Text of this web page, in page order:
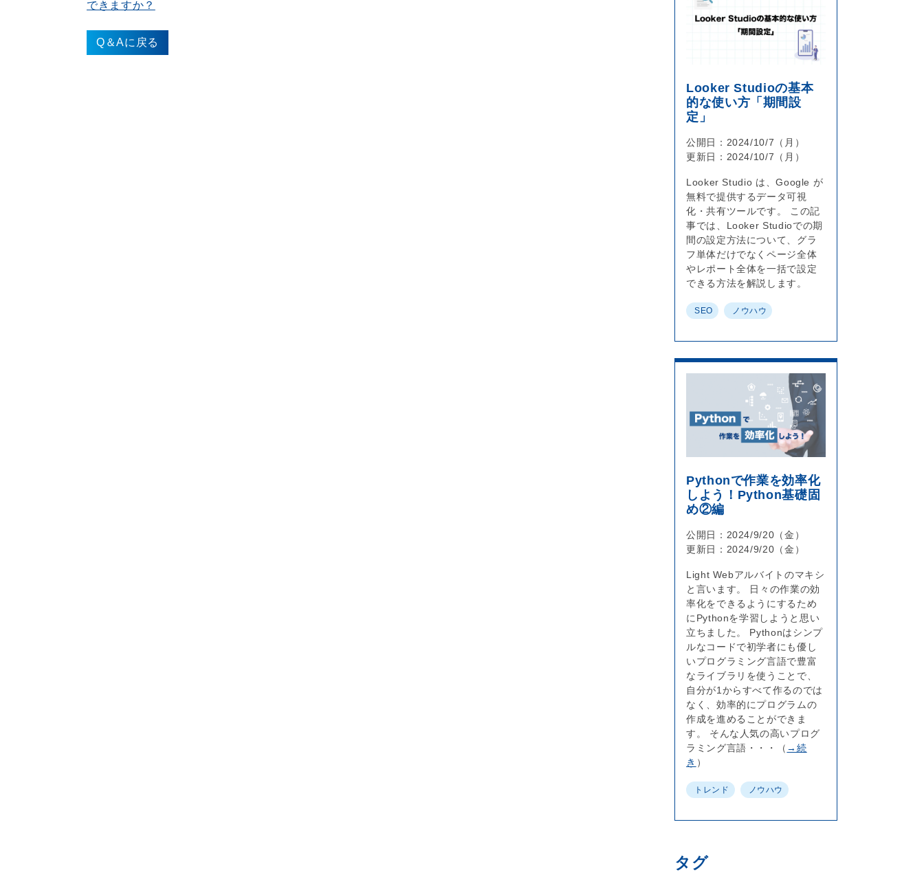
できますか？
Q＆Aに戻る
Looker Studioの基本
的な使い方「期間設
定」
公開日：2024/10/7（月）
更新日：2024/10/7（月）
Looker Studio は、Google が
無料で提供するデータ可視
化・共有ツールです。 この記
事では、Looker Studioでの期
間の設定方法について、グラ
フ単体だけでなくページ全体
やレポート全体を一括で設定
できる方法を解説します。
SEO ノウハウ
Pythonで作業を効率化
しよう！Python基礎固
め②編
公開日：2024/9/20（金）
更新日：2024/9/20（金）
Light Webアルバイトのマキシ
と言います。 日々の作業の効
率化をできるようにするため
にPythonを学習しようと思い
立ちました。 Pythonはシンプ
ルなコードで初学者にも優し
いプログラミング言語で豊富
なライブラリを使うことで、
自分が1からすべて作るのでは
なく、効率的にプログラムの
作成を進めることができま
す。 そんな人気の高いプログ
ラミング言語・・・（ →続
き ）
トレンド ノウハウ
タグ